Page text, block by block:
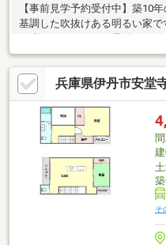
【事前見学予約受付中】築10
基調した吹抜けある明るい家
兵庫県伊丹市安堂
そ